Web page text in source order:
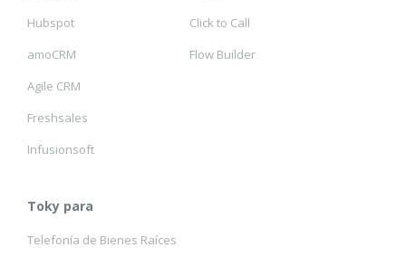
Hubspot
amoCRM
Agile CRM
Freshsales
Infusionsoft
Click to Call
Flow Builder
Toky para
Telefonía de Bienes Raíces